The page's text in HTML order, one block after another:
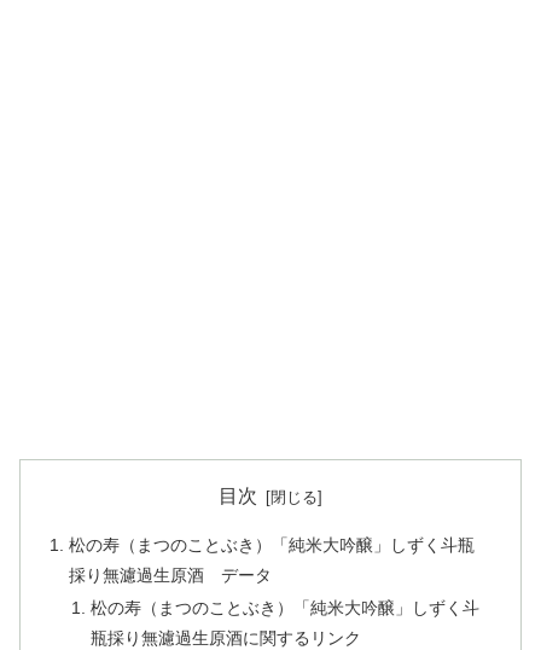
目次
松の寿（まつのことぶき）「純米大吟醸」しずく斗瓶
採り無濾過生原酒 データ
松の寿（まつのことぶき）「純米大吟醸」しずく斗
瓶採り無濾過生原酒に関するリンク